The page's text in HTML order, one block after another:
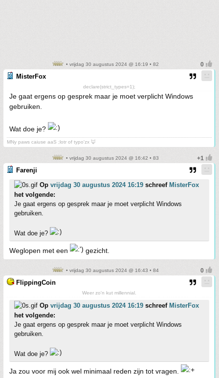
• vrijdag 30 augustus 2024 @ 16:19 • 82
MisterFox
declare(strict_types=1);
Je gaat ergens op gesprek maar je moet verplicht Windows
gebruiken.
Wat doe je?
MNy paws caiuse aaS ;lotr of typo'zx 🦊
• vrijdag 30 augustus 2024 @ 16:42 • 83
Farenji
Op vrijdag 30 augustus 2024 16:19 schreef MisterFox
het volgende:
Je gaat ergens op gesprek maar je moet verplicht Windows
gebruiken.
Wat doe je?
Weglopen met een gezicht.
• vrijdag 30 augustus 2024 @ 16:43 • 84
FlippingCoin
Weer zo'n kut millennial.
Op vrijdag 30 augustus 2024 16:19 schreef MisterFox
het volgende:
Je gaat ergens op gesprek maar je moet verplicht Windows
gebruiken.
Wat doe je?
Ja zou voor mij ook wel minimaal reden zijn tot vragen.